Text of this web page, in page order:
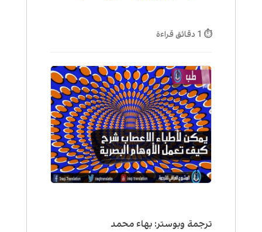
⏱ 1 دقائق قراءة
ترجمة وبوستر: بهاء محمد